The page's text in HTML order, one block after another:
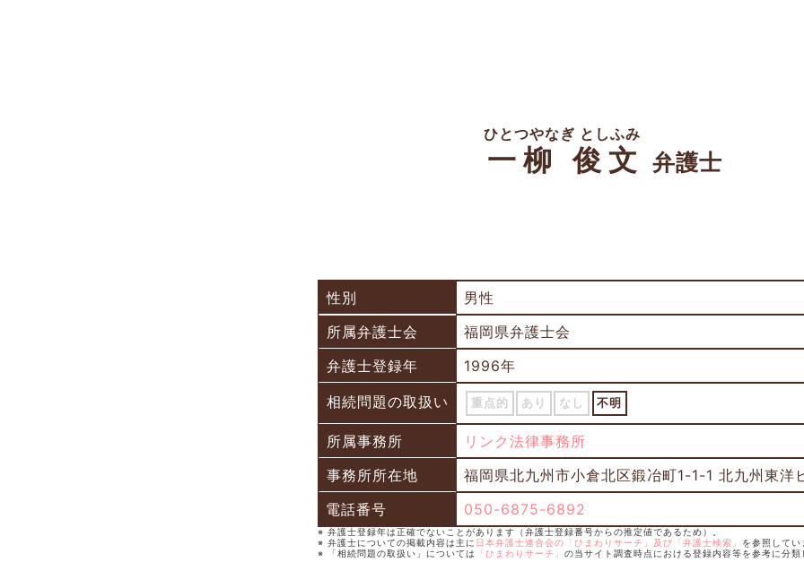
一柳 俊文
ひとつやなぎ としふみ
弁護士
性別
男性
所属弁護士会
福岡県弁護士会
弁護士登録年
1996年
相続問題の取扱い
重点的 あり なし 不明
所属事務所
リンク法律事務所
事務所所在地
福岡県北九州市小倉北区鍛冶町1-1-1 北九州東洋
電話番号
050-6875-6892
※ 弁護士登録年は正確でないことがあります（弁護士登録番号からの推定値であるため）。
※ 弁護士についての掲載内容は主に 日本弁護士連合会の「ひまわりサーチ」及び「弁護士検索」
を参照してい
※ 「相続問題の取扱い」については
「ひまわりサーチ」 の当サイト調査時点における登録内容等を参考に分類